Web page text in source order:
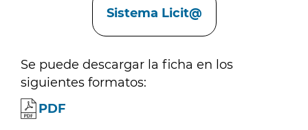
Sistema Licit@
Se puede descargar la ficha en los
siguientes formatos:
PDF